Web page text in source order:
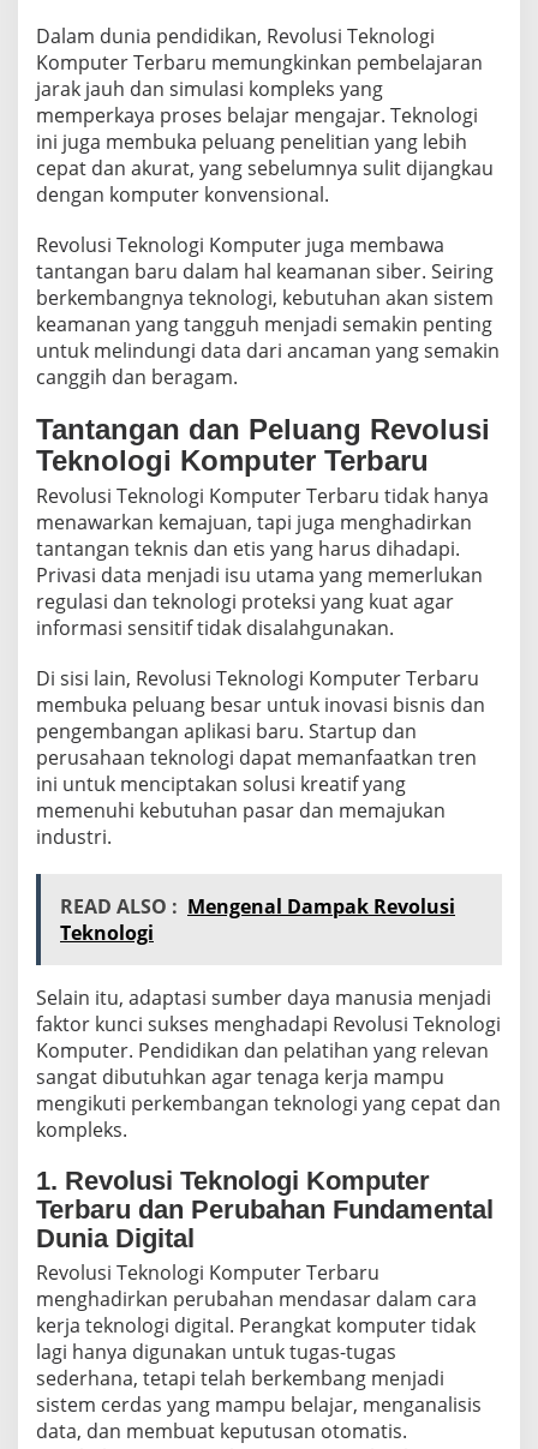
Dalam dunia pendidikan, Revolusi Teknologi
Komputer Terbaru memungkinkan pembelajaran
jarak jauh dan simulasi kompleks yang
memperkaya proses belajar mengajar. Teknologi
ini juga membuka peluang penelitian yang lebih
cepat dan akurat, yang sebelumnya sulit dijangkau
dengan komputer konvensional.
Revolusi Teknologi Komputer juga membawa
tantangan baru dalam hal keamanan siber. Seiring
berkembangnya teknologi, kebutuhan akan sistem
keamanan yang tangguh menjadi semakin penting
untuk melindungi data dari ancaman yang semakin
canggih dan beragam.
Tantangan dan Peluang Revolusi
Teknologi Komputer Terbaru
Revolusi Teknologi Komputer Terbaru tidak hanya
menawarkan kemajuan, tapi juga menghadirkan
tantangan teknis dan etis yang harus dihadapi.
Privasi data menjadi isu utama yang memerlukan
regulasi dan teknologi proteksi yang kuat agar
informasi sensitif tidak disalahgunakan.
Di sisi lain, Revolusi Teknologi Komputer Terbaru
membuka peluang besar untuk inovasi bisnis dan
pengembangan aplikasi baru. Startup dan
perusahaan teknologi dapat memanfaatkan tren
ini untuk menciptakan solusi kreatif yang
memenuhi kebutuhan pasar dan memajukan
industri.
READ ALSO : Mengenal Dampak Revolusi
Teknologi
Selain itu, adaptasi sumber daya manusia menjadi
faktor kunci sukses menghadapi Revolusi Teknologi
Komputer. Pendidikan dan pelatihan yang relevan
sangat dibutuhkan agar tenaga kerja mampu
mengikuti perkembangan teknologi yang cepat dan
kompleks.
1. Revolusi Teknologi Komputer
Terbaru dan Perubahan Fundamental
Dunia Digital
Revolusi Teknologi Komputer Terbaru
menghadirkan perubahan mendasar dalam cara
kerja teknologi digital. Perangkat komputer tidak
lagi hanya digunakan untuk tugas-tugas
sederhana, tetapi telah berkembang menjadi
sistem cerdas yang mampu belajar, menganalisis
data, dan membuat keputusan otomatis.